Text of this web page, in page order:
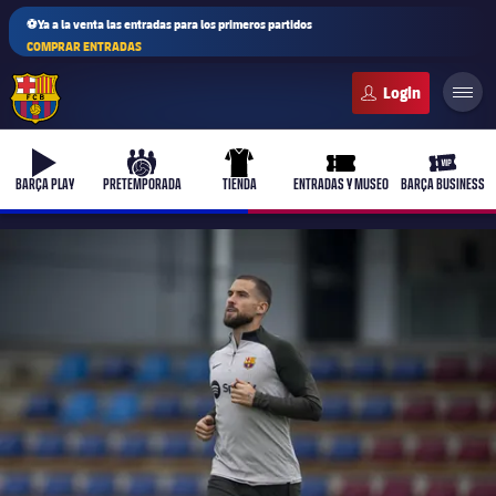
⚽Ya a la venta las entradas para los primeros partidos
COMPRAR ENTRADAS
b-play
BARÇA PLAY
culers-ball
PRETEMPORADA
uniform
TIENDA
ticket-full
ENTRADAS Y MUSEO
ticket-
BARÇA BUSINESS
Primer equipo
Femenino
plusicon
más
Actualidad
Barça Atlètic
plusicon
más